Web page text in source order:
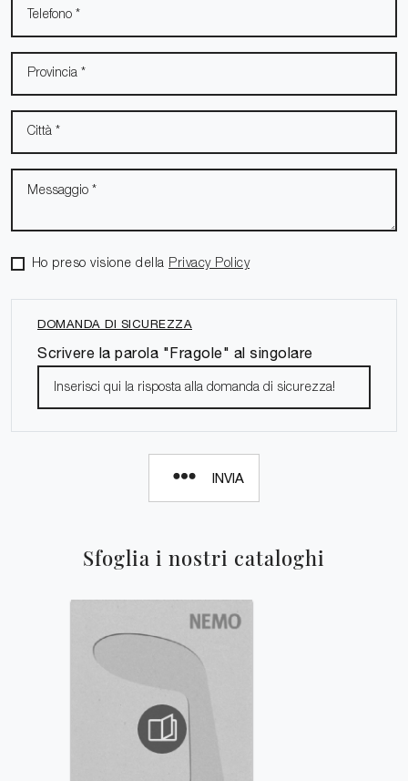
Sfoglia i nostri cataloghi
Ho preso visione della Privacy Policy
DOMANDA DI SICUREZZA
Scrivere la parola "Fragole" al singolare
INVIA